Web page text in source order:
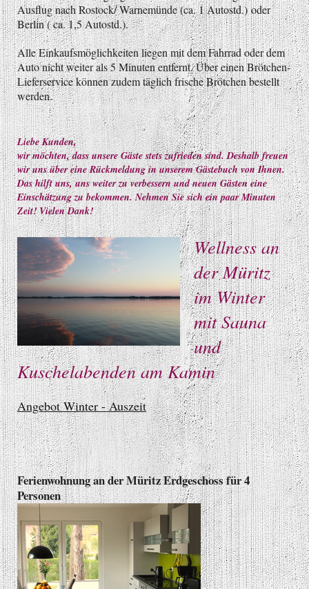
Ausflug nach Rostock/ Warnemünde (ca. 1 Autostd.) oder
Berlin ( ca. 1,5 Autostd.).
Alle Einkaufsmöglichkeiten liegen mit dem Fahrrad oder dem
Auto nicht weiter als 5 Minuten entfernt. Über einen Brötchen-
Lieferservice können zudem täglich frische Brötchen bestellt
werden.
Liebe Kunden,
wir möchten, dass unsere Gäste stets zufrieden sind. Deshalb freuen
wir uns über eine Rückmeldung in unserem Gästebuch von Ihnen.
Das hilft uns, uns weiter zu verbessern und neuen Gästen eine
Einschätzung zu bekommen. Nehmen Sie sich ein paar Minuten
Zeit! Vielen Dank!
Wellness an
der Müritz
im Winter
mit Sauna
und
Kuschelabenden am Kamin
Angebot Winter - Auszeit
Ferienwohnung an der Müritz Erdgeschoss für 4
Personen